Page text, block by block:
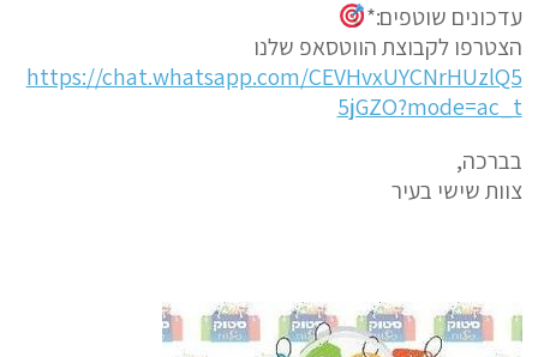
עדכונים שוטפים:*
הצטרפו לקבוצת הווטסאפ שלנו
https://chat.whatsapp.com/CEVHvxUYCNrHUzlQ5
5jGZO?mode=ac_t
בברכה,
צוות שישי בעיר